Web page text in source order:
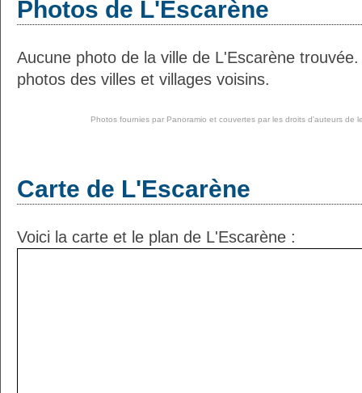
Photos de L'Escarène
Aucune photo de la ville de L'Escarène
photos des villes et villages voisins.
Photos fournies par Panoramio et couvertes par les droits d'auteurs de
Carte de L'Escarène
Voici la carte et le plan de L'Escarène :